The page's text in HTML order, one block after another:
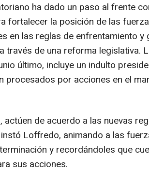
ha dado un paso al frente
fortalecer la posición de las
en las reglas de enfrentamiento y
través de una reforma legislativa.
último, incluye un indulto
procesados por acciones en el
actúen de acuerdo a las nuevas
Loffredo, animando a las
y recordándoles que
sus acciones.